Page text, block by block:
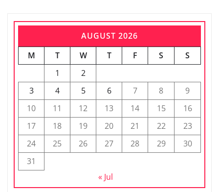
AUGUST 2026
M
T W T F S
S
1
2
3
4 5 6 7 8
9
10
11 12 13 14 15
16
17
18 19 20 21 22
23
24
25 26 27 28 29
30
31
« Jul